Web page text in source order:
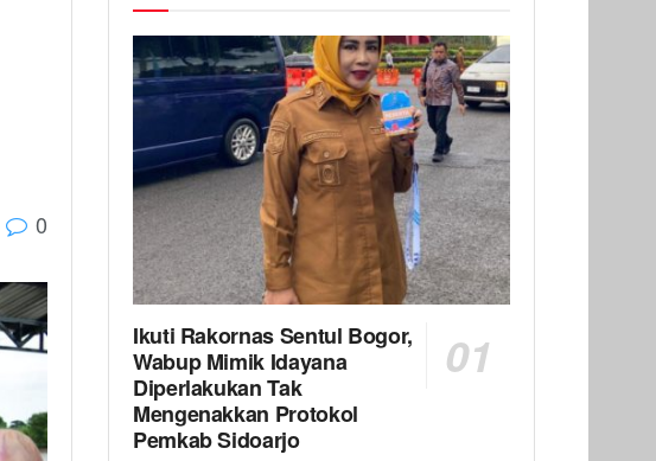
0
Ikuti Rakornas Sentul Bogor,
Wabup Mimik Idayana
Diperlakukan Tak
Mengenakkan Protokol
Pemkab Sidoarjo